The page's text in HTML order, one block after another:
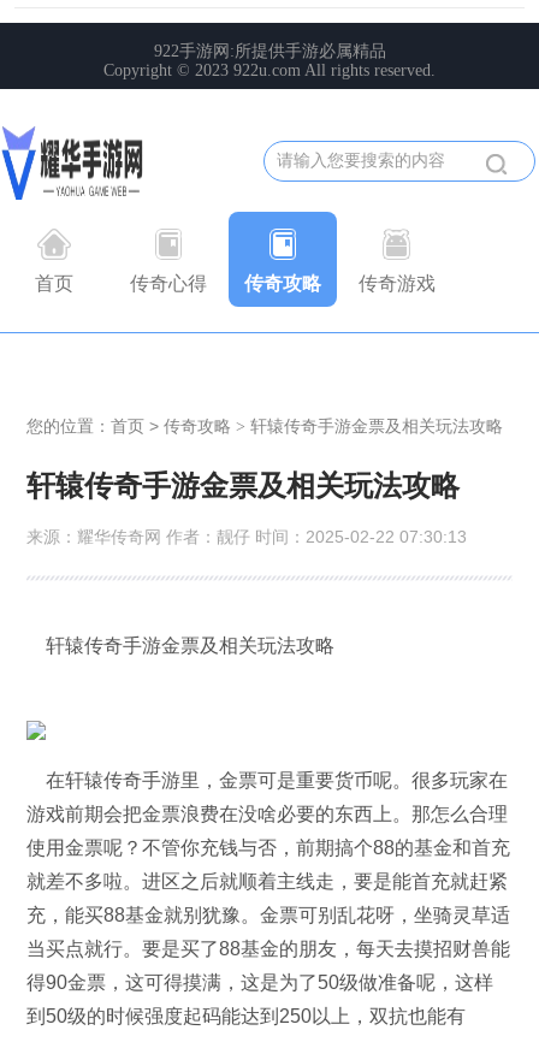
首页 传奇心得 传奇攻略 传奇游戏
您的位置：首页 >传奇攻略 >轩辕传奇手游金票及相关玩法攻略
轩辕传奇手游金票及相关玩法攻略
来源：耀华传奇网 作者：靓仔 时间：2025-02-22 07:30:13
轩辕传奇手游金票及相关玩法攻略
在轩辕传奇手游里，金票可是重要货币呢。很多玩家在
游戏前期会把金票浪费在没啥必要的东西上。那怎么合理
使用金票呢？不管你充钱与否，前期搞个88的基金和首充
就差不多啦。进区之后就顺着主线走，要是能首充就赶紧
充，能买88基金就别犹豫。金票可别乱花呀，坐骑灵草适
当买点就行。要是买了88基金的朋友，每天去摸招财兽能
得90金票，这可得摸满，这是为了50级做准备呢，这样
到50级的时候强度起码能达到250以上，双抗也能有